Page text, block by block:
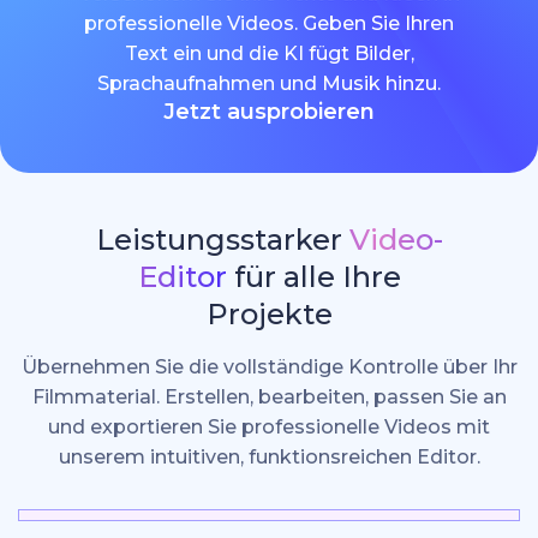
professionelle Videos. Geben Sie Ihren
Text ein und die KI fügt Bilder,
Sprachaufnahmen und Musik hinzu.
Jetzt ausprobieren
Leistungsstarker Video-
Editor für alle Ihre
Projekte
Übernehmen Sie die vollständige Kontrolle über Ihr
Filmmaterial. Erstellen, bearbeiten, passen Sie an
und exportieren Sie professionelle Videos mit
unserem intuitiven, funktionsreichen Editor.